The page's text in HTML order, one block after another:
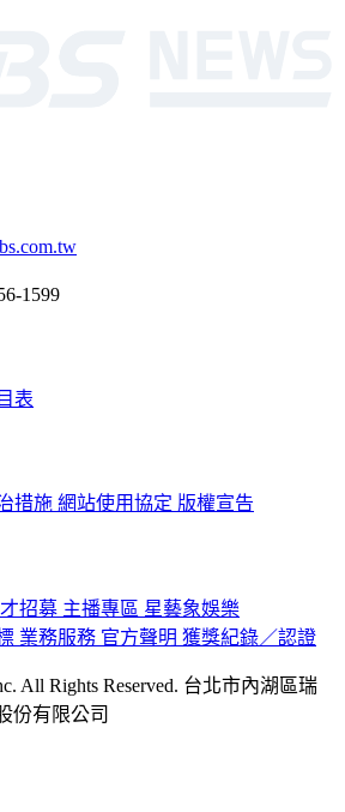
1599
表
措施 網站使用協定 版權宣告
招募 主播專區 星藝象娛樂
業務服務 官方聲明 獲獎紀錄／認證
All Rights Reserved. 台北市內湖區瑞
份有限公司